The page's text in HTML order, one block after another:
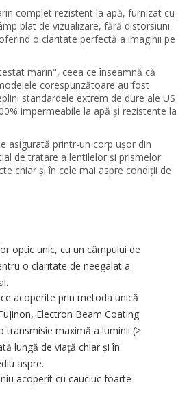
complet rezistent la apă, furnizat cu
plat de vizualizare, fără distorsiuni
o claritate perfectă a imaginii pe
marin", ceea ce înseamnă că
corespunzătoare au fost
standardele extrem de dure ale US
impermeabile la apă și rezistente la
asigurată printr-un corp ușor din
de tratare a lentilelor și prismelor
chiar și în cele mai aspre condiții de
optic unic, cu un câmpului de
o claritate de neegalat a
acoperite prin metoda unică
Electron Beam Coating
transmisie maximă a luminii (>
lungă de viață chiar și în
aspre.
acoperit cu cauciuc foarte